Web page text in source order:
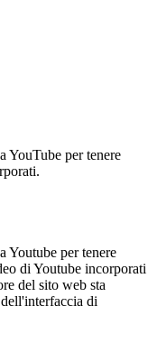
YouTube per tenere
Youtube per tenere
di Youtube incorporati
del sito web sta
di